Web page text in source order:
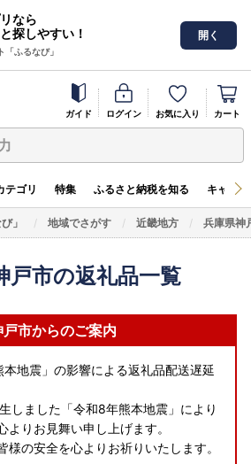
なら
探しやすい！
「ふるなび」
開く
ガイド ログイン お気に入り カート
テゴリ 特集 ふるさと納税を知る キャン
」 地域でさがす 近畿地方 兵庫県神
戸市の返礼品一覧
戸市からのご案内
本地震」の影響による返礼品配送遅延
しました「令和8年熊本地震」により
よりお見舞い申し上げます。
様の安全を心よりお祈りいたします。